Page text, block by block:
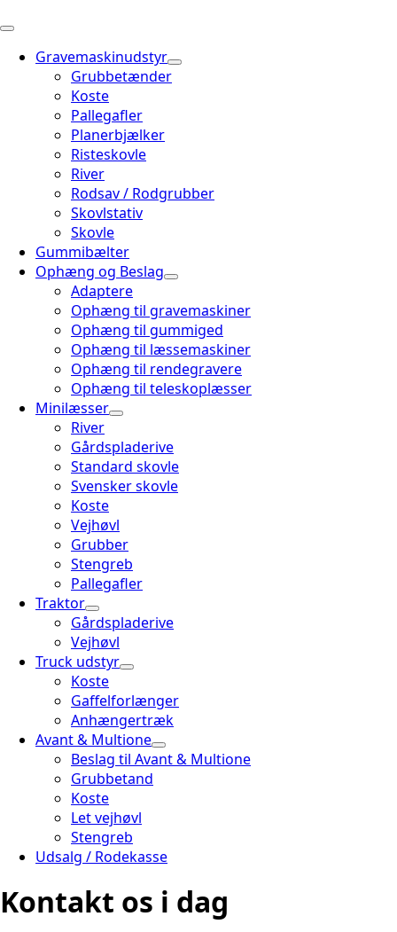
Gravemaskinudstyr
Grubbetænder
Koste
Pallegafler
Planerbjælker
Risteskovle
River
Rodsav / Rodgrubber
Skovlstativ
Skovle
Gummibælter
Ophæng og Beslag
Adaptere
Ophæng til gravemaskiner
Ophæng til gummiged
Ophæng til læssemaskiner
Ophæng til rendegravere
Ophæng til teleskoplæsser
Minilæsser
River
Gårdspladerive
Standard skovle
Svensker skovle
Koste
Vejhøvl
Grubber
Stengreb
Pallegafler
Traktor
Gårdspladerive
Vejhøvl
Truck udstyr
Koste
Gaffelforlænger
Anhængertræk
Avant & Multione
Beslag til Avant & Multione
Grubbetand
Koste
Let vejhøvl
Stengreb
Udsalg / Rodekasse
Kontakt os i dag